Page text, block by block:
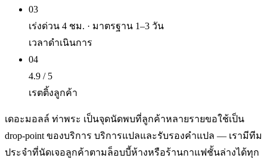
03
เร่งด่วน 4 ชม. · มาตรฐาน 1–3 วัน
เวลาดำเนินการ
04
4.9 / 5
เรตติ้งลูกค้า
เดอะมอลล์ ท่าพระ เป็นจุดนัดพบที่ลูกค้าหลายรายขอใช้เป็น
drop-point ของบริการ บริการแปลและรับรองคำแปล — เรามีทีม
ประจำที่นัดเจอลูกค้าตามล็อบบี้ห้างหรือร้านกาแฟชั้นล่างได้ทุก